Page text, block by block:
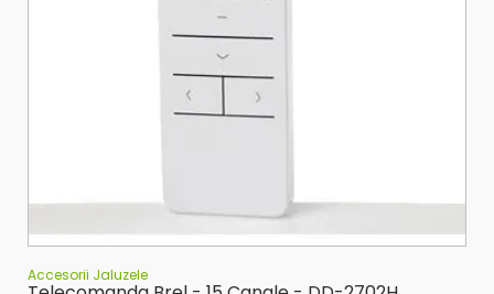
Accesorii Jaluzele